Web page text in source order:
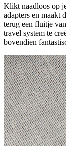
Klikt naadloos op
adapters en maakt
terug een fluitje
travel system te
bovendien